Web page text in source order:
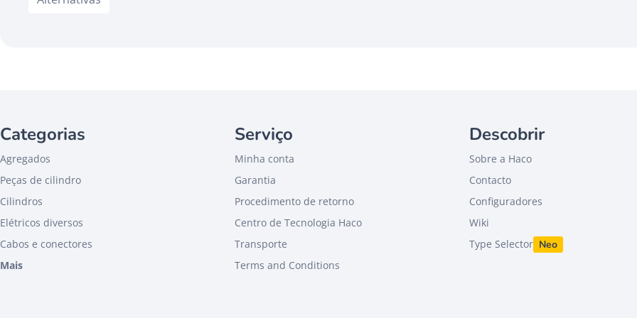
Categorias
Agregados
Peças de cilindro
Cilindros
Elétricos diversos
Cabos e conectores
Mais
Serviço
Minha conta
Garantia
Procedimento de retorno
Centro de Tecnologia Haco
Transporte
Terms and Conditions
Descobrir
Sobre a Haco
Contacto
Configuradores
Wiki
Type Selector Neo